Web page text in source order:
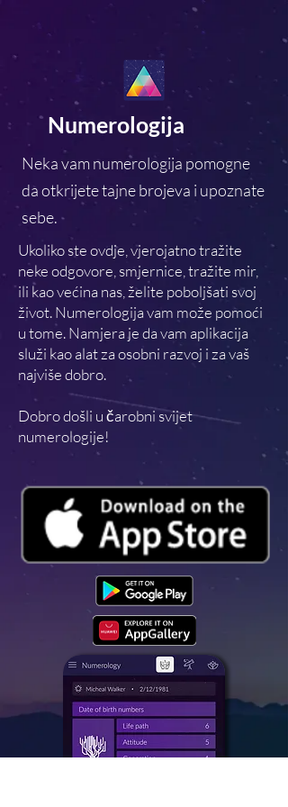
Numerologija
Neka vam numerologija pomogne
da otkrijete tajne brojeva i upoznate
sebe.
Ukoliko ste ovdje, vjerojatno tražite
neke odgovore, smjernice, tražite mir,
ili kao većina nas, želite poboljšati svoj
život. Numerologija vam može pomoći
u tome. Namjera je da vam aplikacija
služi kao alat za osobni razvoj i za vaš
najviše dobro.
Dobro došli u čarobni svijet
numerologije!